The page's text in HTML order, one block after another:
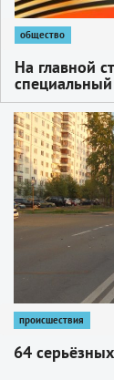
общество
На главной
1
происшествия
64